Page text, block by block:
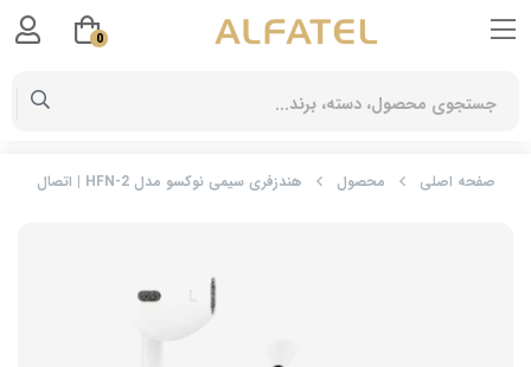
صفحه اصلی محصول هندزفری سیمی نوکسو مدل HFN-2 | اتصال لایتنینگ و صدای استریو با طراحی مقاوم
0